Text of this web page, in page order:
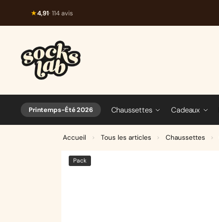
★4,91· 114 avis
Printemps-Été 2026 Chaussettes Cadeaux
Accueil > Tous les articles > Chaussettes >
Pack